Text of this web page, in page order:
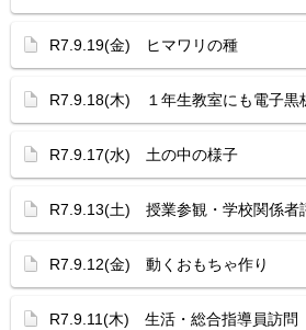
R7.9.19(金) ヒマワリの種
R7.9.18(木) １年生教室にも電子黒
R7.9.17(水) 土の中の様子
R7.9.13(土) 授業参観・学校関係者
R7.9.12(金) 動くおもちゃ作り
R7.9.11(木) 生活・総合指導員訪問